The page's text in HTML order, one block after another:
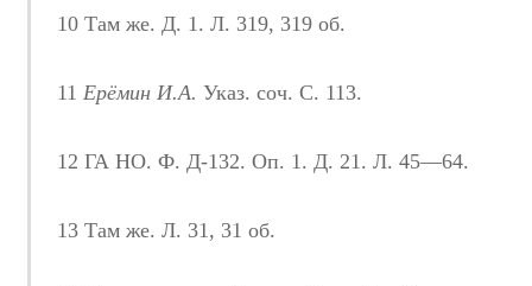
10 Там же. Д. 1. Л. 319, 319 об.
11 Ерёмин И.А. Указ. соч. С. 113.
12 ГА НО. Ф. Д-132. Оп. 1. Д. 21. Л. 45—64.
13 Там же. Л. 31, 31 об.